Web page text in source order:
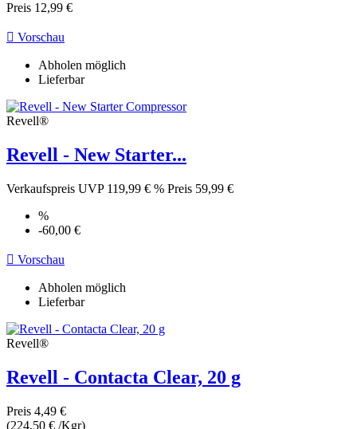
Preis 12,99 €
 Vorschau
Abholen möglich
Lieferbar
Revell®
Revell - New Starter...
Verkaufspreis UVP 119,99 € % Preis 59,99 €
%
-60,00 €
 Vorschau
Abholen möglich
Lieferbar
Revell®
Revell - Contacta Clear, 20 g
Preis 4,49 €
(224,50 € /Kgr)